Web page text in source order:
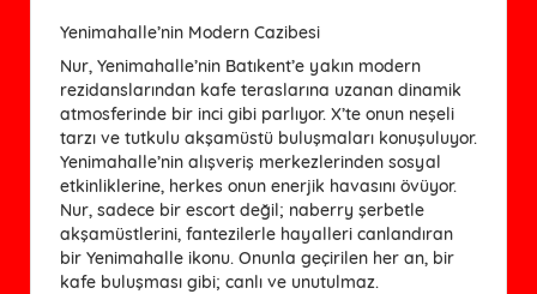
Yenimahalle’nin Modern Cazibesi
Nur, Yenimahalle’nin Batıkent’e yakın modern
rezidanslarından kafe teraslarına uzanan dinamik
atmosferinde bir inci gibi parlıyor. X’te onun neşeli
tarzı ve tutkulu akşamüstü buluşmaları konuşuluyor.
Yenimahalle’nin alışveriş merkezlerinden sosyal
etkinliklerine, herkes onun enerjik havasını övüyor.
Nur, sadece bir escort değil; naberry şerbetle
akşamüstlerini, fantezilerle hayalleri canlandıran
bir Yenimahalle ikonu. Onunla geçirilen her an, bir
kafe buluşması gibi; canlı ve unutulmaz.